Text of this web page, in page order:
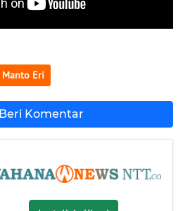
Manto Eri
Beri Komentar